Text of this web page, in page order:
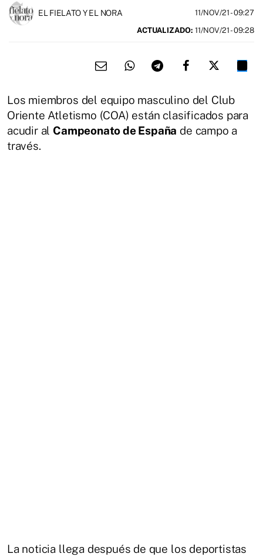
EL FIELATO Y EL NORA 11/NOV/21- 09:27
ACTUALIZADO: 11/NOV/21 - 09:28
Los miembros del equipo masculino del Club
Oriente Atletismo (COA) están clasificados para
acudir al Campeonato de España de campo a
través.
La noticia llega después de que los deportistas